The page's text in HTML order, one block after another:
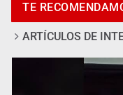
TE
ARTÍCULOS DE